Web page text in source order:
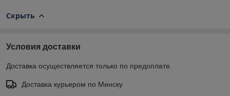
Скрыть
Условия доставки
Доставка осуществляется только по предоплате.
Доставка курьером по Минску